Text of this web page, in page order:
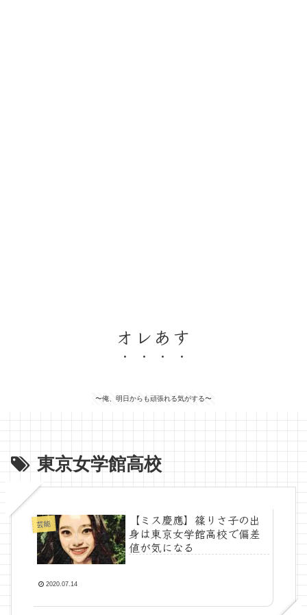
オレあす
〜俺、明日からも頑張れる気がする〜
東京女学館高校
芸能
【ミス慶應】篠りさ子の出
身は東京女学館高校で偏差
値が気になる
2020.07.14